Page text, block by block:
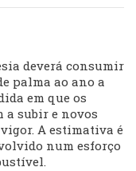
deverá consumir
palma ao ano a
em que os
a subir e novos
A estimativa é
num esforço